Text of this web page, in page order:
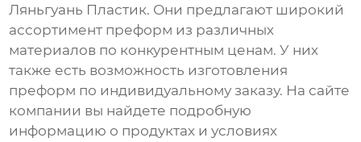
Ляньгуань Пластик. Они предлагают широкий
ассортимент преформ из различных
материалов по конкурентным ценам. У них
также есть возможность изготовления
преформ по индивидуальному заказу. На сайте
компании вы найдете подробную
информацию о продуктах и условиях